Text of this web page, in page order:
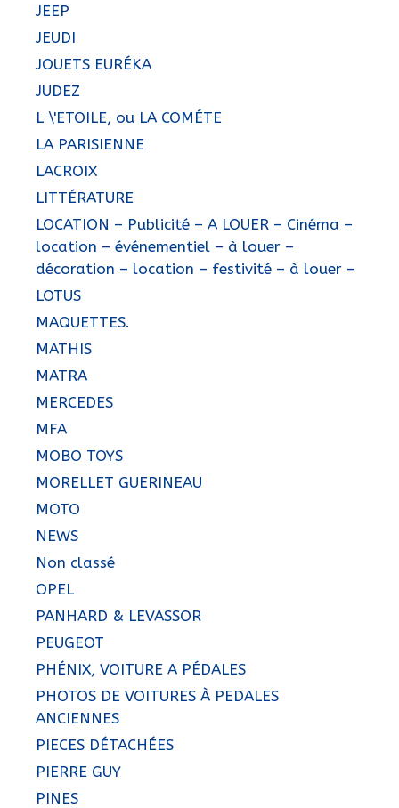
JEEP
JEUDI
JOUETS EURÉKA
JUDEZ
L \'ETOILE, ou LA COMÉTE
LA PARISIENNE
LACROIX
LITTÉRATURE
LOCATION – Publicité – A LOUER – Cinéma –
location – événementiel – à louer –
décoration – location – festivité – à louer –
LOTUS
MAQUETTES.
MATHIS
MATRA
MERCEDES
MFA
MOBO TOYS
MORELLET GUERINEAU
MOTO
NEWS
Non classé
OPEL
PANHARD & LEVASSOR
PEUGEOT
PHÉNIX, VOITURE A PÉDALES
PHOTOS DE VOITURES À PEDALES
ANCIENNES
PIECES DÉTACHÉES
PIERRE GUY
PINES